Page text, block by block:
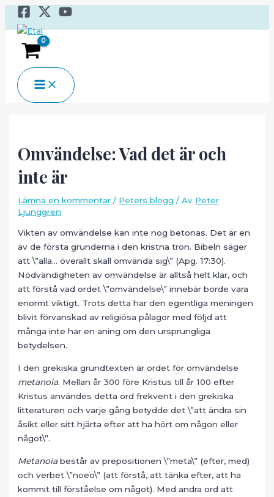
Hoppa
MAIN
MENU
Omvändelse: Vad det är och
inte är
Lämna en kommentar / Peters blogg / Av Peter
Ljunggren
Vikten av omvändelse kan inte nog betonas. Det är en
av de första grunderna i den kristna tron. Bibeln säger
att \”alla… överallt skall omvända sig\” (Apg. 17:30).
Nödvändigheten av omvändelse är alltså helt klar, och
att förstå vad ordet \”omvändelse\” innebär borde vara
enormt viktigt. Trots detta har den egentliga meningen
blivit förvanskad av religiösa pålagor med följd att
många inte har en aning om den ursprungliga
betydelsen.
I den grekiska grundtexten är ordet för omvändelse
metanoia. Mellan år 300 före Kristus till år 100 efter
Kristus användes detta ord frekvent i den grekiska
litteraturen och varje gång betydde det \”att ändra sin
åsikt eller sitt hjärta efter att ha hört om någon eller
något\”.
Metanoiabestår av prepositionen \”meta\” (efter, med)
och verbet \”noeo\” (att förstå, att tänka efter, att ha
kommit till förståelse om något). Med andra ord att